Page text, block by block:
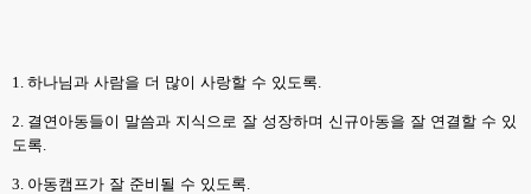
1. 하나님과 사람을 더 많이 사랑할 수 있도록.
2. 결연아동들이 말씀과 지식으로 잘 성장하며 신규아동을 잘 연결할 수 있
도록.
3. 아동캠프가 잘 준비될 수 있도록.